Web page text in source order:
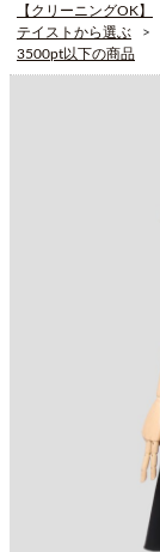
【クリーニングOK】
テイストから選ぶ
3500pt以下の商品